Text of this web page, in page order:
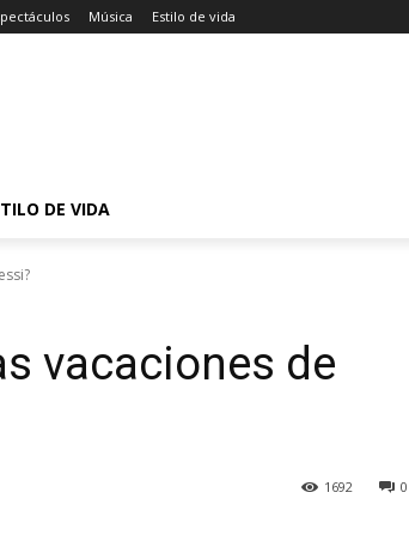
Música Estilo de vida
DE VIDA
vacaciones de
0
1692